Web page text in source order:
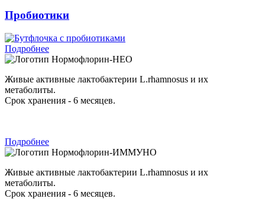
Пробиотики
Подробнее
Нормофлорин-НЕО
Живые активные лактобактерии L.rhamnosus и их
метаболиты.
Срок хранения - 6 месяцев.
Подробнее
Нормофлорин-ИММУНО
Живые активные лактобактерии L.rhamnosus и их
метаболиты.
Срок хранения - 6 месяцев.